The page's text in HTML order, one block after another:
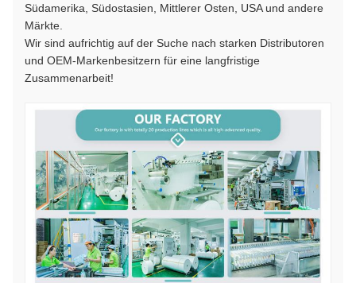
Südamerika, Südostasien, Mittlerer Osten, USA und andere
Märkte.
Wir sind aufrichtig auf der Suche nach starken Distributoren
und OEM-Markenbesitzern für eine langfristige
Zusammenarbeit!